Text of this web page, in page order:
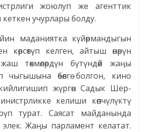
жоюлуп же агенттик
кеткен учурлары болду.
маданиятка күйөрмандыгын
келген, айтыш өнөрүн
төкмөлөрдүн бүтүндөй жаңы
чыгышына өбөлгө болгон, кино
жүргөн Садык Шер-
келиши көпчүлүктү
турат. Саясат майданында
Жаңы парламент келатат.